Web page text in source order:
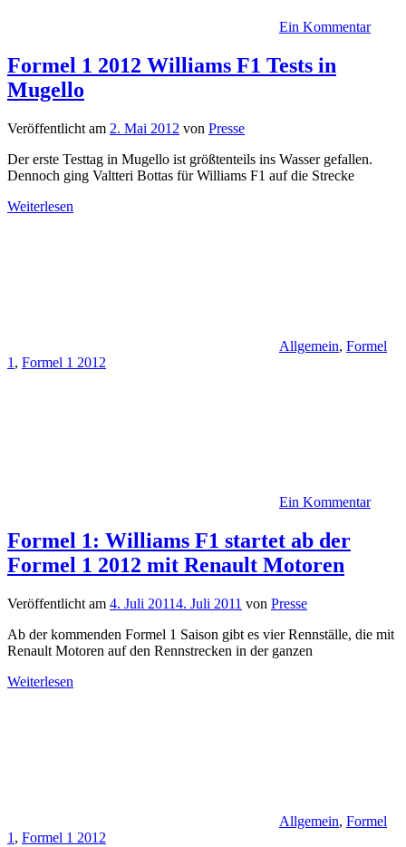
Ein Kommentar
Formel 1 2012 Williams F1 Tests in
Mugello
Veröffentlicht am 2. Mai 2012 von Presse
Der erste Testtag in Mugello ist größtenteils ins Wasser gefallen.
Dennoch ging Valtteri Bottas für Williams F1 auf die Strecke
Weiterlesen
Allgemein, Formel
1 , Formel 1 2012
Ein Kommentar
Formel 1: Williams F1 startet ab der
Formel 1 2012 mit Renault Motoren
Veröffentlicht am 4. Juli 20114. Juli 2011 von Presse
Ab der kommenden Formel 1 Saison gibt es vier Rennställe, die mit
Renault Motoren auf den Rennstrecken in der ganzen
Weiterlesen
Allgemein, Formel
1 , Formel 1 2012